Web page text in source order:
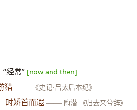
“经常” [now and then]
猎 —— 《史记·吕太后本纪》
时矫首而遐 —— 陶潜 《归去来兮辞》